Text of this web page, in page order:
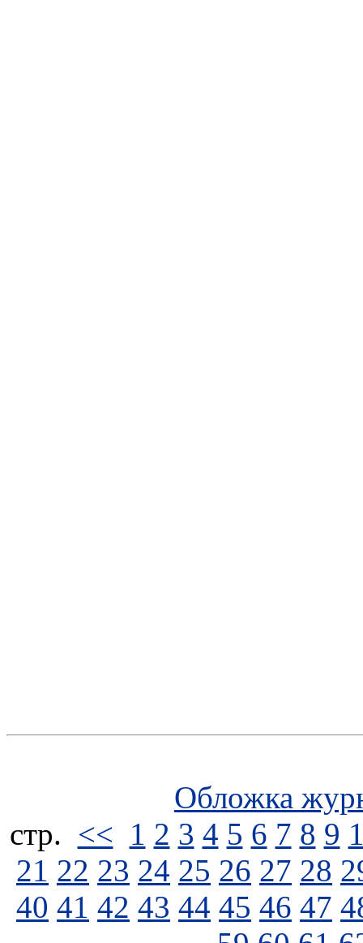
Обложка
стp. << 1 2 3 4 5 6 7 8 9
21 22 23 24 25 26 27 28
40 41 42 43 44 45 46 47